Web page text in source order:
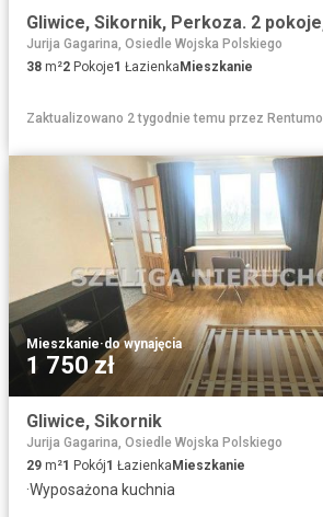
Jurija Gagarina, Osiedle Wojska Polskiego
38 m²2 Pokoje1 Łazienka Mieszkanie
Zaktualizowano 2 tygodnie temu przez Rentumo
Mieszkanie·do wynajęcia
1 750 zł
Gliwice, Sikornik
Jurija Gagarina, Osiedle Wojska Polskiego
29 m²1 Pokój1 ŁazienkaMieszkanie
·Wyposażona kuchnia